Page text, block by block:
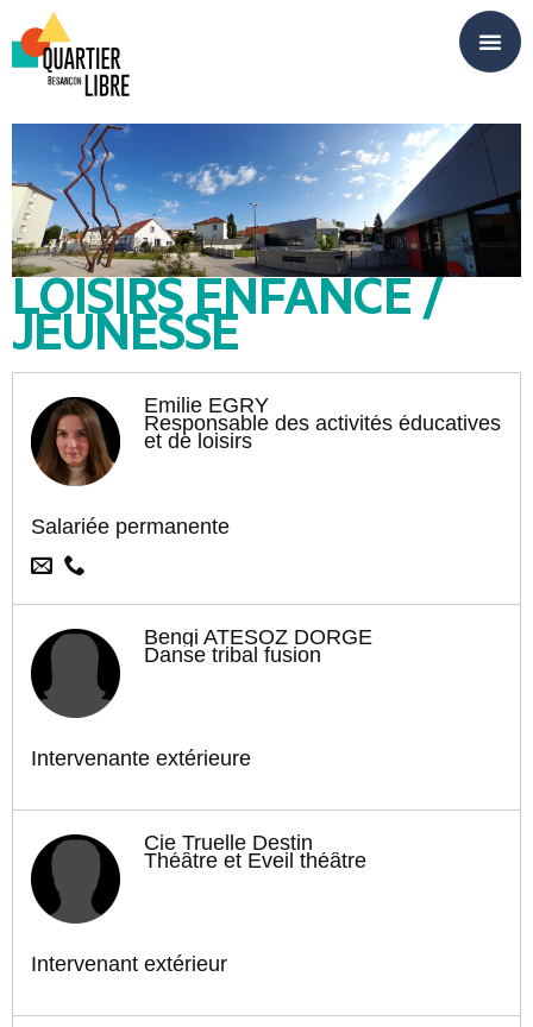
LOISIRS ENFANCE /
JEUNESSE
Emilie EGRY
Responsable des activités éducatives
et de loisirs
Salariée permanente
Bengi ATESOZ DORGE
Danse tribal fusion
Intervenante extérieure
Cie Truelle Destin
Théâtre et Eveil théâtre
Intervenant extérieur
Panneau de gestion des cookies